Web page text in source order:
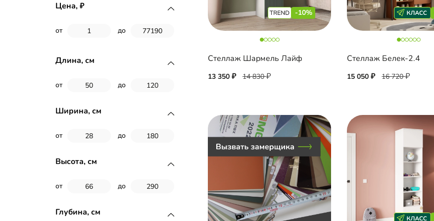
Цена,
от до
Длина, см
от до
Ширина, см
от до
Высота, см
от до
Глубина, см
-10%
Стеллаж Шармель Лайф
13 350 14 830
Стеллаж Белек-2.4
15 050 16 720